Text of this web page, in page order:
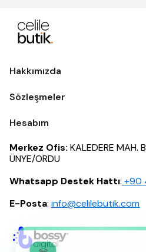
Hakkımızda
Sözleşmeler
Hesabım
Merkez Ofis: KALEDERE MAH.
ÜNYE/ORDU
Whatsapp Destek Hattı: ‪+90
E-Posta: info@celilebutik.com